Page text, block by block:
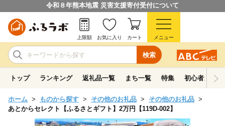
令和８年熊本地震 災害支援寄付受付について
検索
上限額 お気に入り カート メニュー
トップ ランキング 返礼品一覧 まち一覧 特集 初心者ガイド
ホーム ものから探す その他のお礼品
その他のお礼品
あとからセレクト【ふるさとギフト】2万円【119D-002】